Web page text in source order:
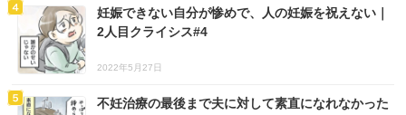
妊娠できない自分が惨めで、人の妊娠を祝えない｜
2人目クライシス#4
2022年5月27日
不妊治療の最後まで夫に対して素直になれなかった